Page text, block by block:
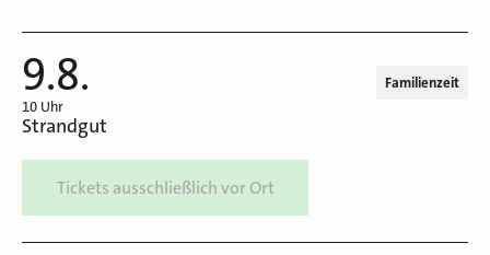
9.8.
10 Uhr
Familienzeit
Strandgut
Tickets ausschließlich vor Ort